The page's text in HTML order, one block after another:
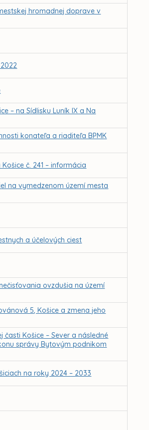
hromadnej doprave v
– na Sídlisku Luník IX a Na
konateľa a riaditeľa BPMK
č. 241 – informácia
na vymedzenom území mesta
a účelových ciest
ovzdušia na území
5, Košice a zmena jeho
Košice – Sever a následné
správy Bytovým podnikom
na roky 2024 – 2033